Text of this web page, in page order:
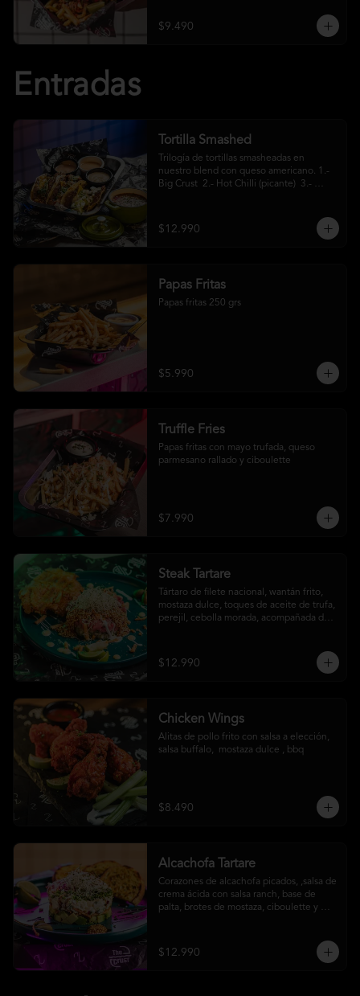
$9.490
Entradas
Tortilla Smashed
Trilogía de tortillas smasheadas en
nuestro blend con queso americano. 1.-
Big Crust  2.- Hot Chilli (picante)  3.-
$12.990
Papas Fritas
Papas fritas 250 grs
$5.990
Truffle Fries
Papas fritas con mayo trufada, queso
parmesano rallado y ciboulette
$7.990
Steak Tartare
Tártaro de filete nacional, wantán frito,
mostaza dulce, toques de aceite de trufa,
perejil, cebolla morada, acompañada de
$12.990
Chicken Wings
Alitas de pollo frito con salsa a elección,
salsa buffalo,  mostaza dulce , bbq
$8.490
Alcachofa Tartare
Corazones de alcachofa picados, ,salsa de
crema ácida con salsa ranch, base de
palta, brotes de mostaza, ciboulette y
$12.990